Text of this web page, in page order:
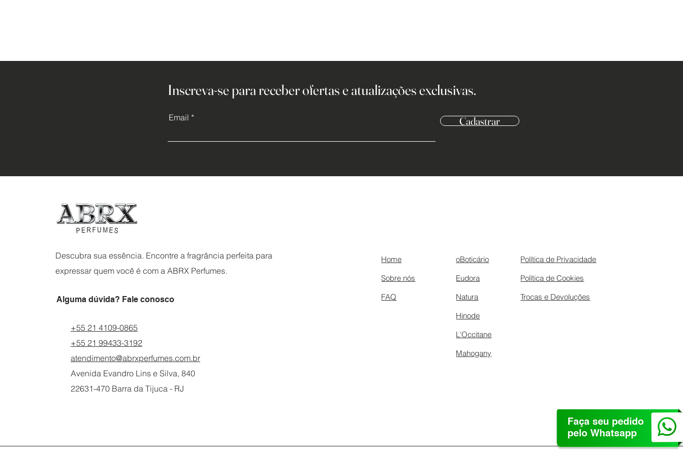
Inscreva-se para receber ofertas e atualizações exclusivas.
Email Cadastrar
Descubra sua essência. Encontre a fragrância perfeita para
expressar quem você é com a ABRX Perfumes.
Alguma dúvida? Fale conosco
+55 21 4109-0865
+55 21 99433-3192
atendimento@abrxperfumes.com.br
Avenida Evandro Lins e Silva, 840
22631-470 Barra da Tijuca - RJ
Home
Sobre nós
FAQ
oBoticário
Eudora
Natura
Hinode
L'Occitane
Mahogany
Política de Privacidade
Política de Cookies
Trocas e Devoluções